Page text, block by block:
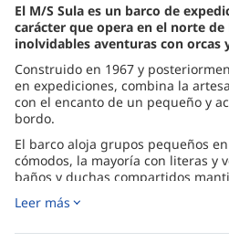
El M/S Sula es un barco de
carácter que opera en el norte
inolvidables aventuras con orcas
Construido en 1967 y
en expediciones, combina la
con el encanto de un pequeño y
bordo.
El barco aloja grupos pequeños
cómodos, la mayoría con literas y
baños y duchas compartidos
ideal para viajeros que valoran la
Leer más